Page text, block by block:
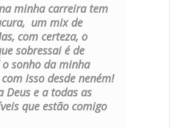
minha carreira tem
um mix de
com certeza, o
sobressai é de
sonho da minha
isso desde neném!
Deus e a todas as
que estão comigo